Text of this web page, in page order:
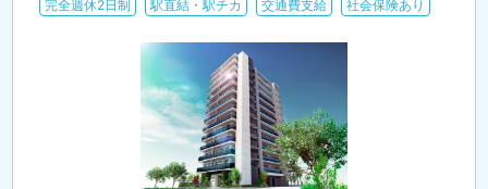
完全週休2日制 駅直結・駅チカ 交通費支給 社会保険あり